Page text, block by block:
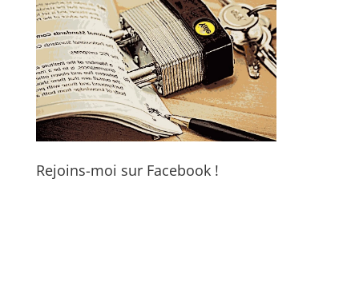
Rejoins-moi sur Facebook !